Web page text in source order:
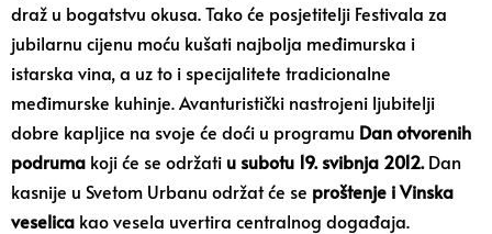
draž u bogatstvu okusa. Tako će posjetitelji Festivala za
jubilarnu cijenu moću kušati najbolja međimurska i
istarska vina, a uz to i specijalitete tradicionalne
međimurske kuhinje. Avanturistički nastrojeni ljubitelji
dobre kapljice na svoje će doći u programu Dan otvorenih
podruma koji će se održati u subotu 19. svibnja 2012.Dan
kasnije u Svetom Urbanu održat će se proštenje i Vinska
veselica kao vesela uvertira centralnog događaja.